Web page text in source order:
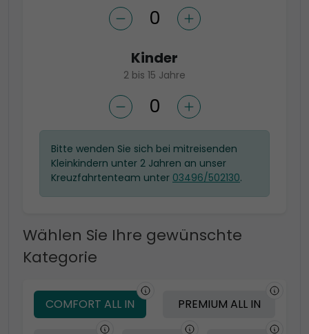
Kinder
2 bis 15 Jahre
Bitte wenden Sie sich bei mitreisenden
Kleinkindern unter 2 Jahren an unser
Kreuzfahrtenteam unter 03496/502130.
Wählen Sie Ihre gewünschte
Kategorie
COMFORT ALL IN PREMIUM ALL IN